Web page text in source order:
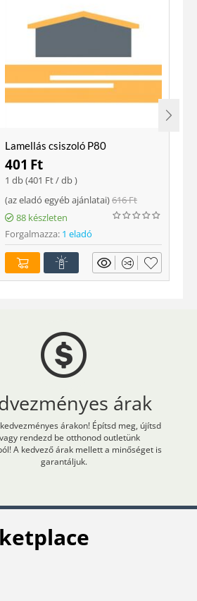
Lamellás csiszoló P80
401 Ft
1 db (401 Ft/ db )
(az eladó egyéb ajánlatai)616Ft
88 készleten
Forgalmazza: 1 eladó
árak
árakon! Építsd meg, újítsd
rendezd be otthonod outletünk
A kedvező árak mellett a minőséget is
garantáljuk.